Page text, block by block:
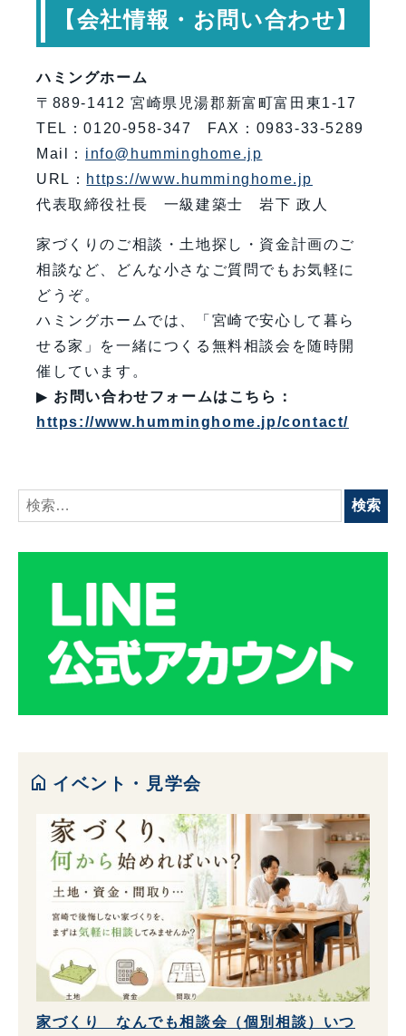
【会社情報・お問い合わせ】
ハミングホーム
〒889-1412 宮崎県児湯郡新富町富田東1-17
TEL：0120-958-347 FAX：0983-33-5289
Mail： info@humminghome.jp
URL： https://www.humminghome.jp
代表取締役社長 一級建築士 岩下 政人
家づくりのご相談・土地探し・資金計画のご
相談など、どんな小さなご質問でもお気軽に
どうぞ。
ハミングホームでは、「宮崎で安心して暮ら
せる家」を一緒につくる無料相談会を随時開
催しています。
▶ お問い合わせフォームはこちら：
https://www.humminghome.jp/contact/
検
索:
home イベント・見学会
家づくり なんでも相談会（個別相談）いつ